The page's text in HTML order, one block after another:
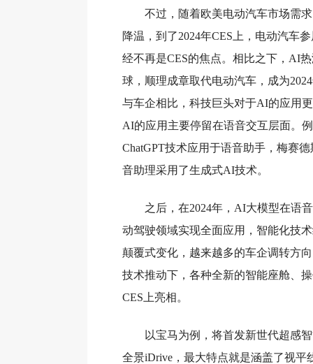
不过，随着欧美电动汽车市场需
降温，到了2024年CES上，电动汽车
经不再是CES的焦点。相比之下，AI
球，顺理成章取代电动汽车，成为
与车企相比，科技巨头对于AI的应用
AI的应用主要停留在语音交互层面。
ChatGPT技术应用于语音助手，梅赛
音助理采用了生成式AI技术。
之后，在2024年，AI大模型在语
动驾驶领域实现全面应用，智能化技
颠覆式变化，越来越多的车企调转方
技术推动下，各种全新的智能座舱、
CES上亮相。
以宝马为例，将首发新世代超感
全景iDrive，最大特点就是涵盖了视平